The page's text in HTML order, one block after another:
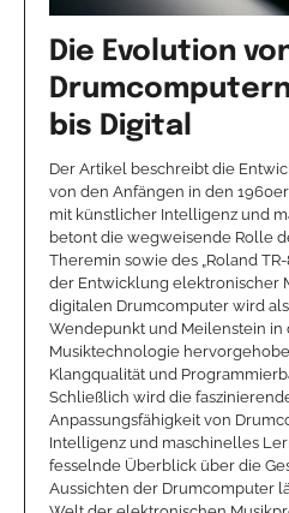
Die Evolution
bis Digital
Der Artikel beschreibt die
von den Anfängen in den
mit künstlicher Intelligenz und
betont die wegweisende Rolle
Theremin sowie des „Roland TR-
der Entwicklung elektronischer
digitalen Drumcomputer wird
Wendepunkt und Meilenstein in
Musiktechnologie
Klangqualität und
Schließlich wird die
Anpassungsfähigkeit von
Intelligenz und maschinelles
fesselnde Überblick über die
Aussichten der Drumcomputer